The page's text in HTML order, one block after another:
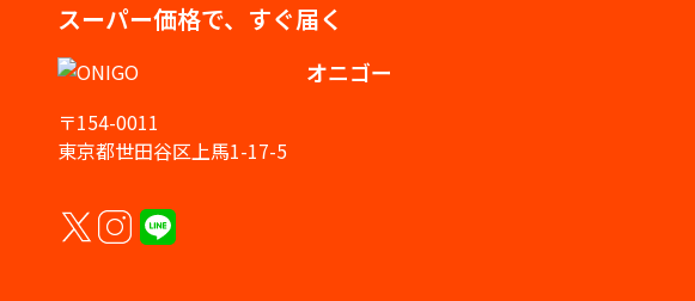
スーパー価格で、すぐ届く
オニゴー
〒154-0011
東京都世田谷区上馬1-17-5